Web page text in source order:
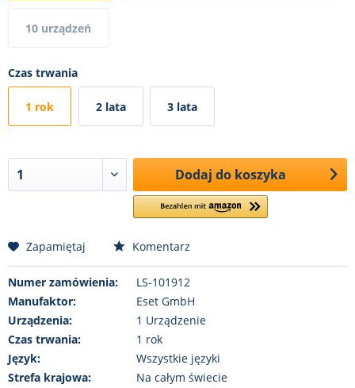
10 urządzeń
Czas trwania
1 rok 2 lata 3 lata
Dodaj do koszyka
Zapamiętaj Komentarz
Numer zamówienia:
LS-101912
Manufaktor:
Eset GmbH
Urządzenia:
1 Urządzenie
Czas trwania:
1 rok
Język:
Wszystkie języki
Strefa krajowa:
Na całym świecie